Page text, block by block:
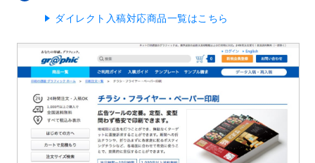
ダイレクト入稿対応商品一覧はこちら